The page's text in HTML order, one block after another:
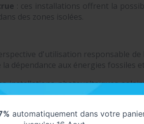
: ces installations offrent la
des zones isolées.
d'utilisation responsable
dépendance aux énergies
installations photovoltaïques
besoins des utilisateurs.
techniques novatrices pour
automatiquement dans votre